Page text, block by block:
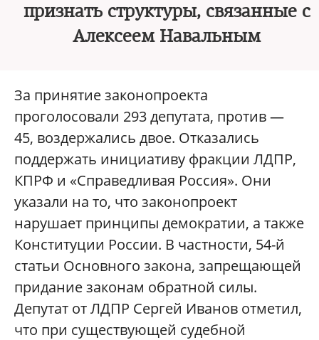
признать структуры, связанные с
Алексеем Навальным
За принятие законопроекта
проголосовали 293 депутата, против —
45, воздержались двое. Отказались
поддержать инициативу фракции ЛДПР,
КПРФ и «Справедливая Россия». Они
указали на то, что законопроект
нарушает принципы демократии, а также
Конституции России. В частности, 54-й
статьи Основного закона, запрещающей
придание законам обратной силы.
Депутат от ЛДПР Сергей Иванов отметил,
что при существующей судебной